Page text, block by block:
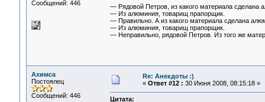
Сообщений: 446
— Рядовой Петров, из какого материала сделана
— Из алюминия, товарищ прапорщик.
— Правильно. А из какого материала сделана
— Из алюминия, товарищ прапорщик.
— Неправильно, рядовой Петров. Из того же
Ахимса
Постоялец
Сообщений: 446
Re: Анекдоты :)
« Ответ #12 : 30 Июня 2008, 08:15:18 »
Цитата: